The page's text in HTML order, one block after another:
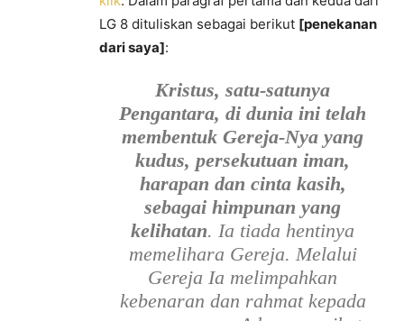
LG 8 dituliskan sebagai berikut [penekanan
dari saya]:
Kristus, satu-satunya
Pengantara, di dunia ini telah
membentuk Gereja-Nya yang
kudus, persekutuan iman,
harapan dan cinta kasih,
sebagai himpunan yang
kelihatan. Ia tiada hentinya
memelihara Gereja. Melalui
Gereja Ia melimpahkan
kebenaran dan rahmat kepada